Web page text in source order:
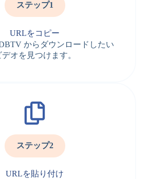
ステップ1
URLをコピー
からダウンロードしたい
デオを見つけます。
ステップ2
URLを貼り付け